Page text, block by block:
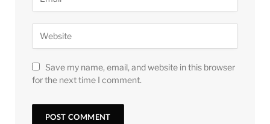
Save my name, email, and website in this browser
for the next time I comment.